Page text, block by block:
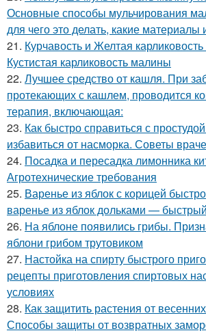
Основные способы мульчирования
для чего это делать, какие материалы
21. Курчавость и Желтая
Кустистая карликовость малины
22. Лучшее средство от кашля. При
протекающих с кашлем, проводится
терапия, включающая:
23. Как быстро справиться с
избавиться от насморка. Советы
24. Посадка и пересадка лимонника
Агротехнические требования
25. Варенье из яблок с корицей
варенье из яблок дольками —
26. На яблоне появились грибы.
яблони грибом трутовиком
27. Настойка на спирту быстрого
рецепты приготовления спиртовых
условиях
28. Как защитить растения от
Способы защиты от возвратных